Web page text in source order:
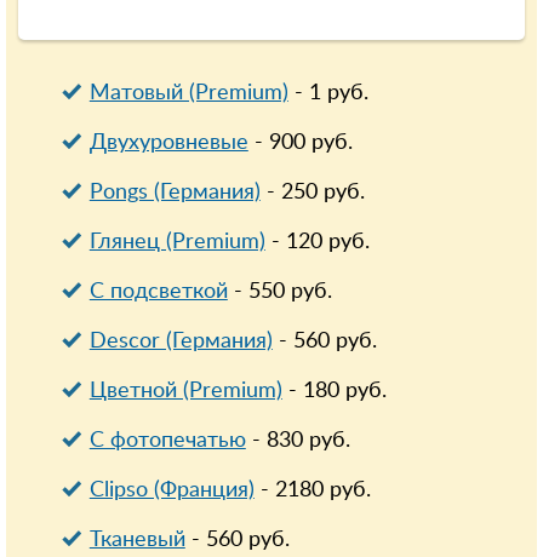
Матовый (Premium) - 1руб.
Двухуровневые - 900руб.
Pongs (Германия) - 250руб.
Глянец (Premium) - 120руб.
С подсветкой- 550руб.
Descor (Германия) - 560руб.
Цветной (Premium) - 180руб.
С фотопечатью- 830руб.
Clipso (Франция) - 2180руб.
Тканевый- 560руб.